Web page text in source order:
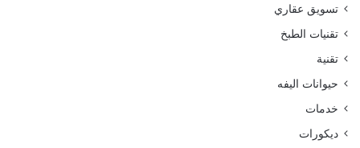
تسويق عقاري
تقنيات الطبخ
تقنية
حيوانات اليفه
خدمات
ديكورات